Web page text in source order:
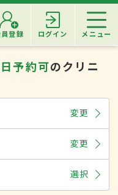
登録 ログイン メニュー
予約可のクリニ
変更
変更
選択